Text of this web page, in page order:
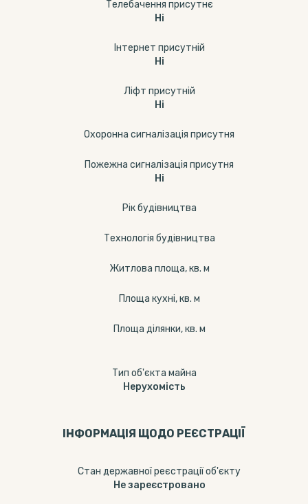
Телебачення присутнє
Ні
Інтернет присутній
Ні
Ліфт присутній
Ні
Охоронна сигналізація присутня
Пожежна сигналізація присутня
Ні
Рік будівництва
Технологія будівництва
Житлова площа, кв. м
Площа кухні, кв. м
Площа ділянки, кв. м
Тип об'єкта майна
Нерухомість
ІНФОРМАЦІЯ ЩОДО РЕЄСТРАЦІЇ
Стан державної реєстрації об'єкту
Не зареєстровано